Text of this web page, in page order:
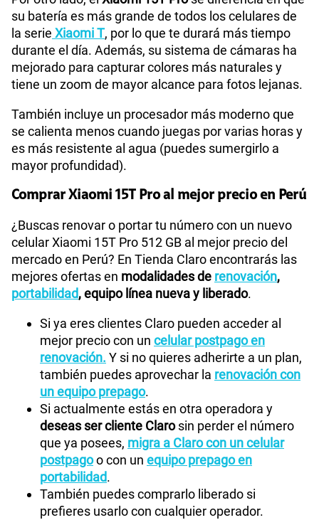
su batería es más grande de todos los celulares de
la serie Xiaomi T, por lo que te durará más tiempo
durante el día. Además, su sistema de cámaras ha
mejorado para capturar colores más naturales y
tiene un zoom de mayor alcance para fotos lejanas.
También incluye un procesador más moderno que
se calienta menos cuando juegas por varias horas y
es más resistente al agua (puedes sumergirlo a
mayor profundidad).
Comprar Xiaomi 15T Pro al mejor precio en Perú
¿Buscas renovar o portar tu número con un nuevo
celular Xiaomi 15T Pro 512 GB al mejor precio del
mercado en Perú? En Tienda Claro encontrarás las
mejores ofertas en modalidades de renovación,
portabilidad, equipo línea nueva y liberado.
Si ya eres clientes Claro pueden acceder al
mejor precio con un celular postpago en
renovación. Y si no quieres adherirte a un plan,
también puedes aprovechar la renovación con
un equipo prepago.
Si actualmente estás en otra operadora y
deseas ser cliente Clarosin perder el número
que ya posees, migra a Claro con un celular
postpagoo con un equipo prepago en
portabilidad.
También puedes comprarlo liberado si
prefieres usarlo con cualquier operador.